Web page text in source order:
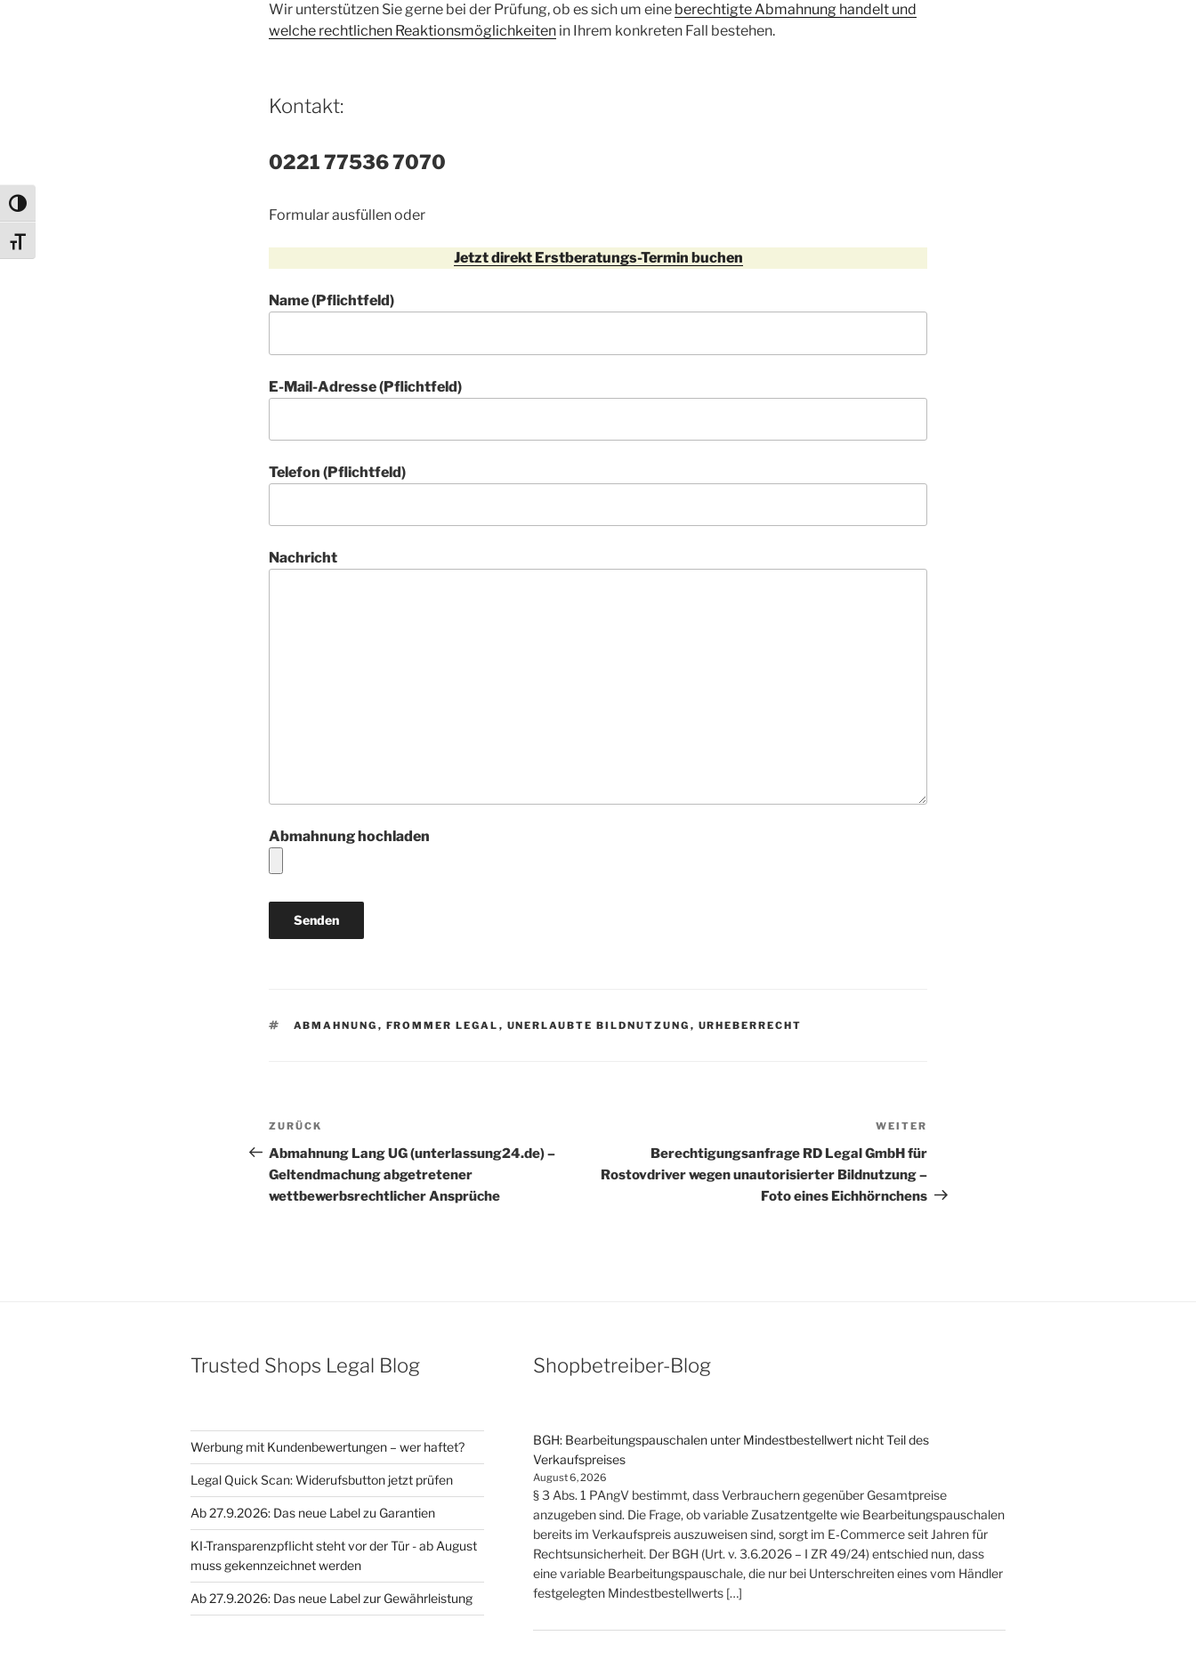
Umschalten auf hohe Kontraste
Schrift vergrößern
Wir unterstützen Sie gerne bei der Prüfung, ob es sich um eine berechtigte Abmahnung handelt und
welche rechtlichen Reaktionsmöglichkeiten in Ihrem konkreten Fall bestehen.
Kontakt:
0221 77536 7070
Formular ausfüllen oder
Jetzt direkt Erstberatungs-Termin buchen
Name (Pflichtfeld)
E-Mail-Adresse (Pflichtfeld)
Telefon (Pflichtfeld)
Nachricht
Abmahnung hochladen
SCHLAGWÖRTER
ABMAHNUNG , FROMMER LEGAL , UNERLAUBTE BILDNUTZUNG , URHEBERRECHT
Beitragsnavigation
Vorheriger
Beitrag
ZURÜCK
Abmahnung Lang UG (unterlassung24.de) –
Geltendmachung abgetretener
wettbewerbsrechtlicher Ansprüche
Beitrag
WEITER
Berechtigungsanfrage RD Legal GmbH für
Rostovdriver wegen unautorisierter Bildnutzung –
Foto eines Eichhörnchens
Trusted Shops Legal Blog
Werbung mit Kundenbewertungen – wer haftet?
Legal Quick Scan: Widerufsbutton jetzt prüfen
Ab 27.9.2026: Das neue Label zu Garantien
KI-Transparenzpflicht steht vor der Tür - ab August
muss gekennzeichnet werden
Ab 27.9.2026: Das neue Label zur Gewährleistung
Shopbetreiber-Blog
BGH: Bearbeitungspauschalen unter Mindestbestellwert nicht Teil des
Verkaufspreises
August 6, 2026
§ 3 Abs. 1 PAngV bestimmt, dass Verbrauchern gegenüber Gesamtpreise
anzugeben sind. Die Frage, ob variable Zusatzentgelte wie Bearbeitungspauschalen
bereits im Verkaufspreis auszuweisen sind, sorgt im E‑Commerce seit Jahren für
Rechtsunsicherheit. Der BGH (Urt. v. 3.6.2026 – I ZR 49/24) entschied nun, dass
eine variable Bearbeitungspauschale, die nur bei Unterschreiten eines vom Händler
festgelegten Mindestbestellwerts […]